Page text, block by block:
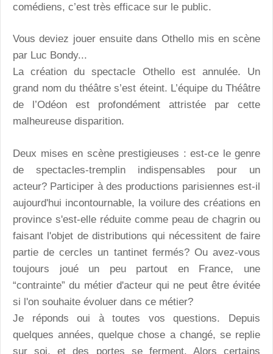
comédiens, c’est très efficace sur le public.
Vous deviez jouer ensuite dans Othello mis en scène
par Luc Bondy...
La création du spectacle Othello est annulée. Un
grand nom du théâtre s’est éteint. L’équipe du Théâtre
de l’Odéon est profondément attristée par cette
malheureuse disparition.
Deux mises en scène prestigieuses : est-ce le genre
de spectacles-tremplin indispensables pour un
acteur? Participer à des productions parisiennes est-il
aujourd'hui incontournable, la voilure des créations en
province s'est-elle réduite comme peau de chagrin ou
faisant l'objet de distributions qui nécessitent de faire
partie de cercles un tantinet fermés? Ou avez-vous
toujours joué un peu partout en France, une
“contrainte” du métier d'acteur qui ne peut être évitée
si l'on souhaite évoluer dans ce métier?
Je réponds oui à toutes vos questions. Depuis
quelques années, quelque chose a changé, se replie
sur soi, et des portes se ferment. Alors certains